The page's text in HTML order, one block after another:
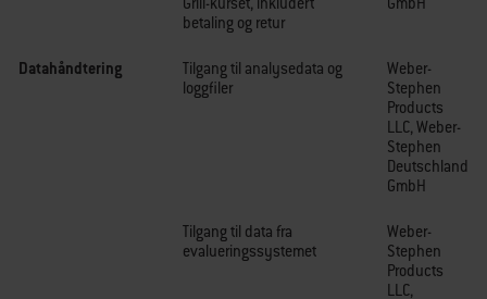
betaling og retur
Datahåndtering
Tilgang til analysedata og
loggfiler
Weber-
Stephen
Products
LLC, Weber-
Stephen
Deutschland
GmbH
Tilgang til data fra
evalueringssystemet
Weber-
Stephen
Products
LLC,